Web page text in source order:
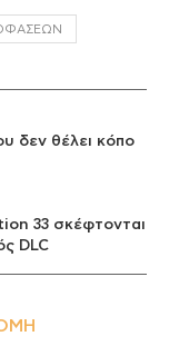
δεν θέλει κόπο
33 σκέφτονται
DLC